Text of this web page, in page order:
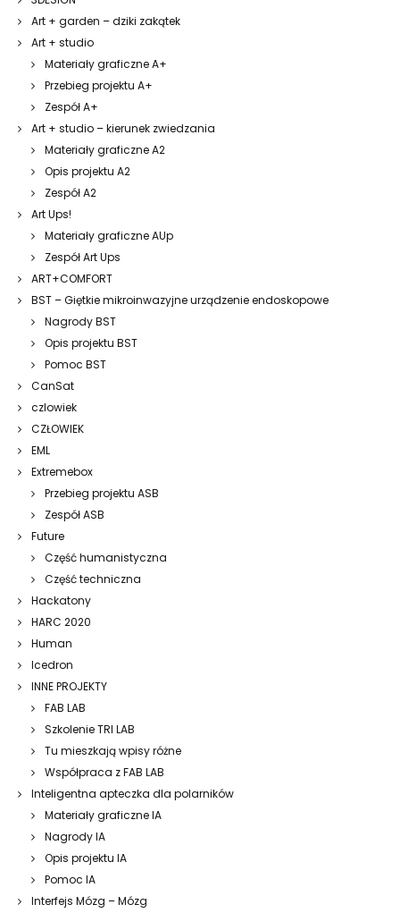
Art + garden – dziki zakątek
Art + studio
Materiały graficzne A+
Przebieg projektu A+
Zespół A+
Art + studio – kierunek zwiedzania
Materiały graficzne A2
Opis projektu A2
Zespół A2
Art Ups!
Materiały graficzne AUp
Zespół Art Ups
ART+COMFORT
BST – Giętkie mikroinwazyjne urządzenie endoskopowe
Nagrody BST
Opis projektu BST
Pomoc BST
CanSat
czlowiek
CZŁOWIEK
EML
Extremebox
Przebieg projektu ASB
Zespół ASB
Future
Część humanistyczna
Część techniczna
Hackatony
HARC 2020
Human
Icedron
INNE PROJEKTY
FAB LAB
Szkolenie TRI LAB
Tu mieszkają wpisy różne
Współpraca z FAB LAB
Inteligentna apteczka dla polarników
Materiały graficzne IA
Nagrody IA
Opis projektu IA
Pomoc IA
Interfejs Mózg – Mózg